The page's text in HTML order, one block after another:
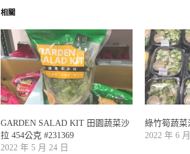
相關
GARDEN SALAD KIT 田園蔬菜沙
拉 454公克 #231369
2022 年 5 月 24 日
綠竹筍蔬菜
2022 年 6